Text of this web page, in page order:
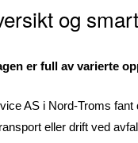
og
er full av varierte
AS i Nord-Troms
eller drift ved